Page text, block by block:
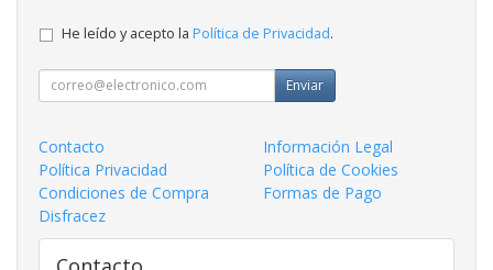
He leído y acepto la Política de Privacidad.
Enviar
Contacto
Información Legal
Política Privacidad
Política de Cookies
Condiciones de Compra
Formas de Pago
Disfracez